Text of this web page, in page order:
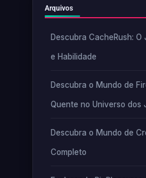
Arquivos
Descubra CacheRush:
e Habilidade
Descubra o Mundo de
Quente no Universo dos
Descubra o Mundo de
Completo